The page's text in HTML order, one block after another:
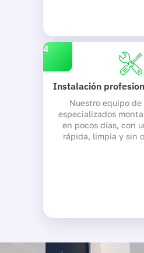
4
Instalación
Nuestro equipo
especializados
en pocos días, con
rápida, limpia y sin